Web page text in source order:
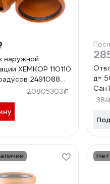
наружной
ХЕМКОР 110110
2491088
20805303
д=
Нет